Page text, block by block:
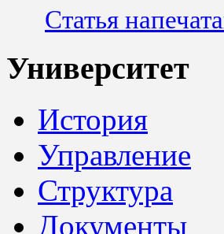
Статья
Университет
История
Управление
Структура
Документы